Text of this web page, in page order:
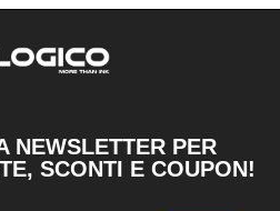
NEWSLETTER PER
SCONTI E COUPON!